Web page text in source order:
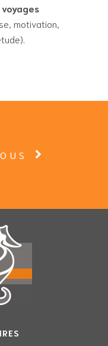
voyages
motivation,